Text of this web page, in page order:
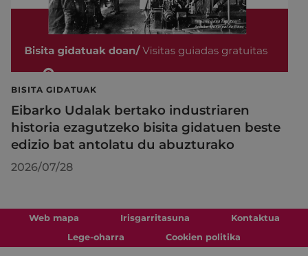
BISITA GIDATUAK
Eibarko Udalak bertako industriaren
historia ezagutzeko bisita gidatuen beste
edizio bat antolatu du abuzturako
2026/07/28
Web mapa Irisgarritasuna
Kontaktua
Lege-oharra
Cookien politika